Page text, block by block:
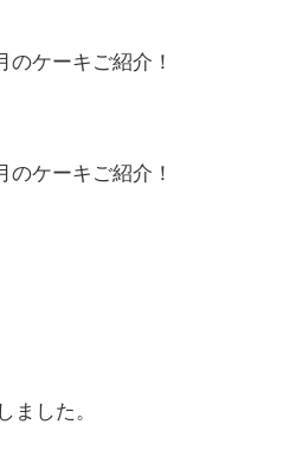
ケーキご紹介！
ケーキご紹介！
ました。